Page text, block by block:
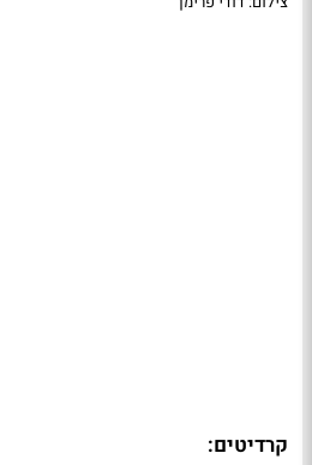
קרדיטים: